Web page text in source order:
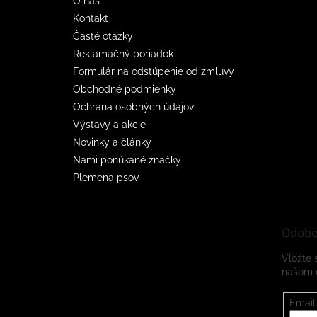
Kontakt
Časté otázky
Reklamačný poriadok
Formulár na odstúpenie od zmluvy
Obchodné podmienky
Ochrana osobných údajov
Výstavy a akcie
Novinky a články
Nami ponúkané značky
Plemena psov
Vložte
našom
Email